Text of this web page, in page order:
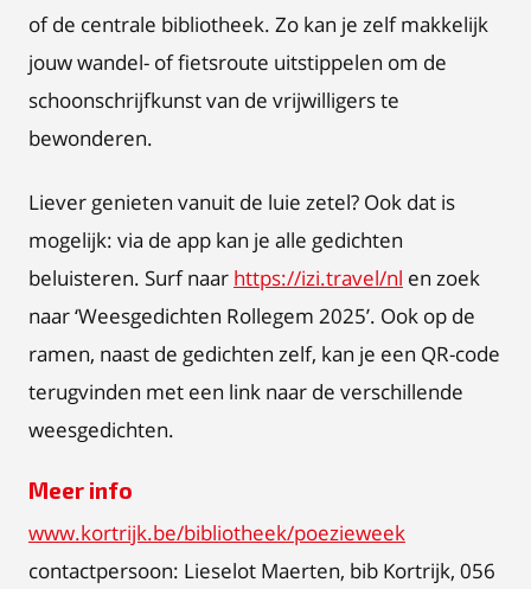
of de centrale bibliotheek. Zo kan je zelf makkelijk
jouw wandel- of fietsroute uitstippelen om de
schoonschrijfkunst van de vrijwilligers te
bewonderen.
Liever genieten vanuit de luie zetel? Ook dat is
mogelijk: via de app kan je alle gedichten
beluisteren. Surf naar https://izi.travel/nl en zoek
naar ‘Weesgedichten Rollegem 2025’. Ook op de
ramen, naast de gedichten zelf, kan je een QR-code
terugvinden met een link naar de verschillende
weesgedichten.
Meer info
www.kortrijk.be/bibliotheek/poezieweek
contactpersoon: Lieselot Maerten, bib Kortrijk, 056